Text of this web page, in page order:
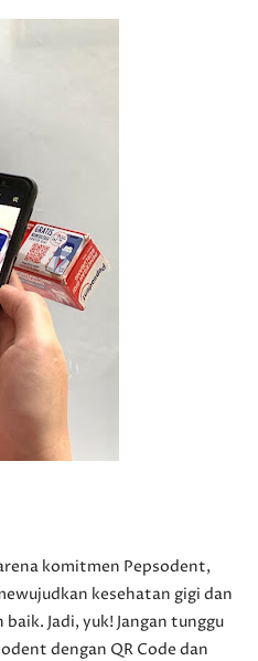
komitmen Pepsodent,
kesehatan gigi dan
Jadi, yuk! Jangan tunggu
dengan QR Code dan